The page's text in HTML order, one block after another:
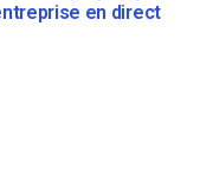
en direct